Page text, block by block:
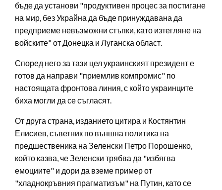
бъде да установи "продуктивен процес за постигане
на мир, без Украйна да бъде принуждавана да
предприеме невъзможни стъпки, като изтегляне на
войските" от Донецка и Луганска област.
Според него за тази цел украинският президент е
готов да направи "приемлив компромис" по
настоящата фронтова линия, с който украинците
биха могли да се съгласят.
От друга страна, изданието цитира и Костянтин
Елисиев, съветник по външна политика на
предшественика на Зеленски Петро Порошенко,
който казва, че Зеленски трябва да "избягва
емоциите" и дори да вземе пример от
"хладнокръвния прагматизъм" на Путин, като се